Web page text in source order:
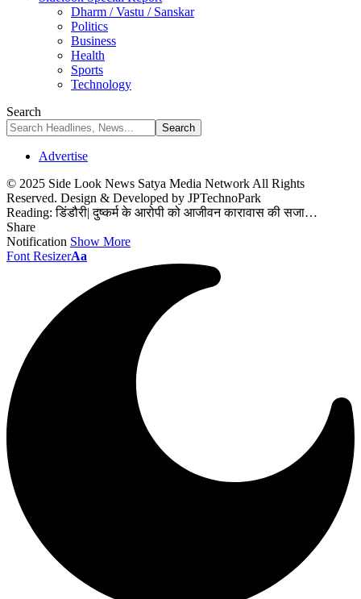
Dharm / Vastu / Sanskar
Politics
Business
Health
Sports
Technology
Search
Advertise
© 2025 Side Look News Satya Media Network All Rights
Reserved. Design & Developed by JPTechnoPark
Reading: डिंडौरी| दुष्‍कर्म के आरोपी को आजीवन कारावास की सजा…
Share
Notification Show More
Font ResizerAa